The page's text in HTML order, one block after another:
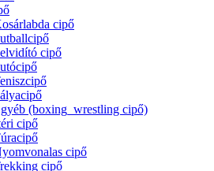
cipő
cipő
(boxing_wrestling cipő)
cipő
cipő
cipő